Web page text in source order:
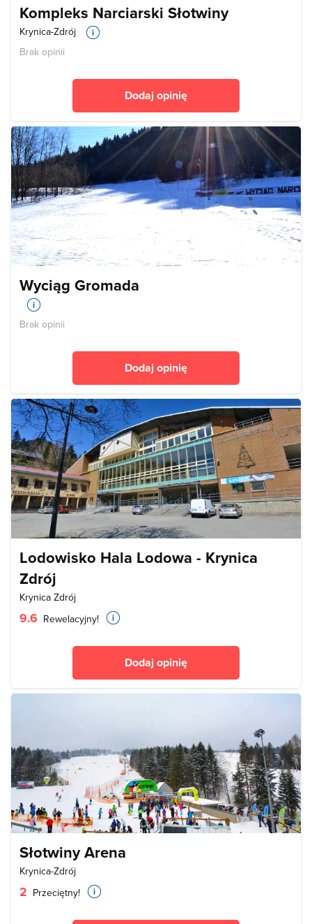
Kompleks Narciarski Słotwiny
Krynica-Zdrój
Brak opinii
Dodaj opinię
Wyciąg Gromada
Brak opinii
Dodaj opinię
Lodowisko Hala Lodowa - Krynica
Zdrój
Krynica Zdrój
9.6 Rewelacyjny!
Dodaj opinię
Słotwiny Arena
Krynica-Zdrój
2 Przeciętny!